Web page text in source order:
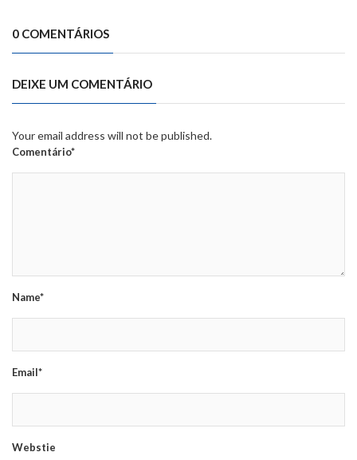
0 COMENTÁRIOS
DEIXE UM COMENTÁRIO
Your email address will not be published.
Comentário*
Name*
Email*
Webstie